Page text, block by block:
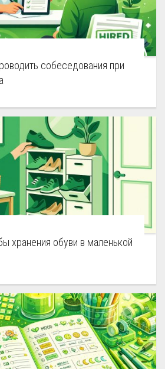
собеседования при
хранения обуви в маленькой